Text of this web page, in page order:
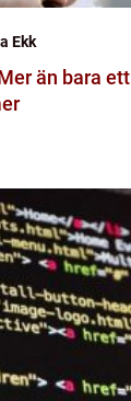
Ekk
än bara ett